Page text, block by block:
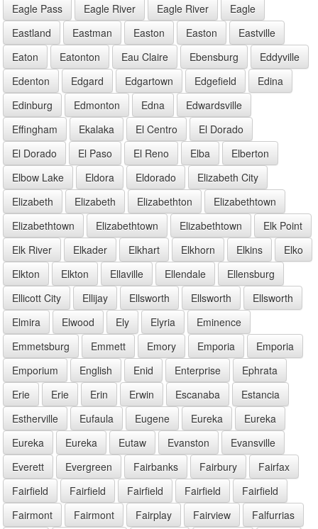
Eagle Pass
Eagle River Eagle River
Eagle
Eastland
Eastman Easton Easton
Eastville
Eaton
Eatonton Eau Claire Ebensburg
Eddyville
Edenton
Edgard Edgartown Edgefield
Edina
Edinburg
Edmonton Edna
Edwardsville
Effingham
Ekalaka El Centro
El Dorado
El Dorado
El Paso El Reno Elba
Elberton
Elbow Lake
Eldora Eldorado
Elizabeth City
Elizabeth
Elizabeth Elizabethton
Elizabethtown
Elizabethtown
Elizabethtown Elizabethtown
Elk Point
Elk River
Elkader Elkhart Elkhorn Elkins
Elko
Elkton
Elkton Ellaville Ellendale
Ellensburg
Ellicott City
Ellijay Ellsworth Ellsworth
Ellsworth
Elmira
Elwood Ely Elyria
Eminence
Emmetsburg
Emmett Emory Emporia
Emporia
Emporium
English Enid Enterprise
Ephrata
Erie
Erie Erin Erwin Escanaba
Estancia
Estherville
Eufaula Eugene Eureka
Eureka
Eureka
Eureka Eutaw Evanston
Evansville
Everett
Evergreen Fairbanks Fairbury
Fairfax
Fairfield
Fairfield Fairfield Fairfield
Fairfield
Fairmont
Fairmont Fairplay Fairview Falfurrias